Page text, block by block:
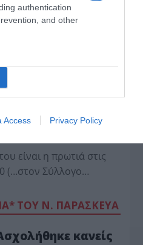
authentication
and other
Access Privacy Policy
σχέδια για την
Ανδρουλάκης για
είναι η πρωτιά στις
(…στον Σύλλογο…
ΤΟΥ Ν. ΠΑΡΑΣΚΕΥΑ
κανείς